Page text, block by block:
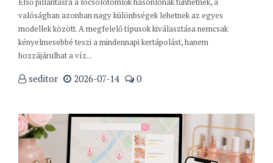
valóságban azonban nagy különbségek lehetnek az egyes
modellek között. A megfelelő típusok kiválasztása nemcsak
kényelmesebbé teszi a mindennapi kertápolást, hanem
hozzájárulhat a víz...
seditor 2026-07-14 0